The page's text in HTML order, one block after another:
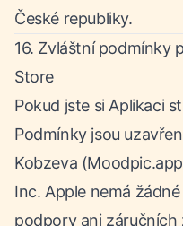
České republiky.
16. Zvláštní podmínky
Store
Pokud jste si Aplikaci
Podmínky jsou
Kobzeva
Inc. Apple nemá
podpory ani záručních